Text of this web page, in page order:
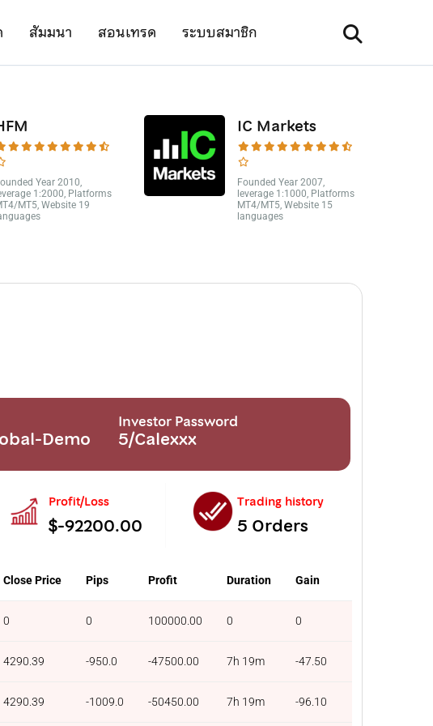
สัมมนา สอนเทรด ระบบสมาชิก
Year 2010,
1:2000, Platforms
MT5, Website 19
IC Markets
Founded Year 2007,
leverage 1:1000, Platforms
MT4/MT5, Website 15
languages
Demo
Investor Password
5/Calexxx
Profit/Loss
$-92200.00
Trading history
5 Orders
Close Price Pips Profit Duration Gain
0 0 100000.00 0 0
4290.39 -950.0 -47500.00 7h 19m -47.50
4290.39 -1009.0 -50450.00 7h 19m -96.10